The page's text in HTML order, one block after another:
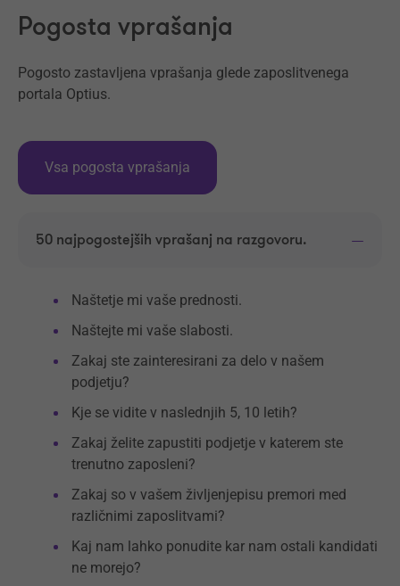
Pogosta vprašanja
Pogosto zastavljena vprašanja glede zaposlitvenega
portala Optius.
Vsa pogosta vprašanja
50 najpogostejših vprašanj na razgovoru.
Naštetje mi vaše prednosti.
Naštejte mi vaše slabosti.
Zakaj ste zainteresirani za delo v našem
podjetju?
Kje se vidite v naslednjih 5, 10 letih?
Zakaj želite zapustiti podjetje v katerem ste
trenutno zaposleni?
Zakaj so v vašem življenjepisu premori med
različnimi zaposlitvami?
Kaj nam lahko ponudite kar nam ostali kandidati
ne morejo?